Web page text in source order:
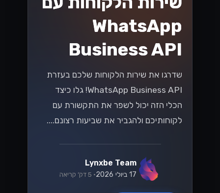
WhatsApp
Business API
שדרגו את שירות הלקוחות שלכם בעזרת
WhatsApp Business API! גלו כיצד
הכלי הזה יכול לשפר את התקשורת עם
לקוחותיכם ולהגביר את שביעות רצונם....
Lynxbe Team
17 ביולי 2026 • 5 דק׳ קריאה